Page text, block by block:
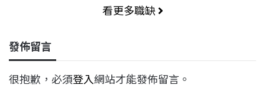
看更多職缺
發佈留言
很抱歉，必須登入網站才能發佈留言。